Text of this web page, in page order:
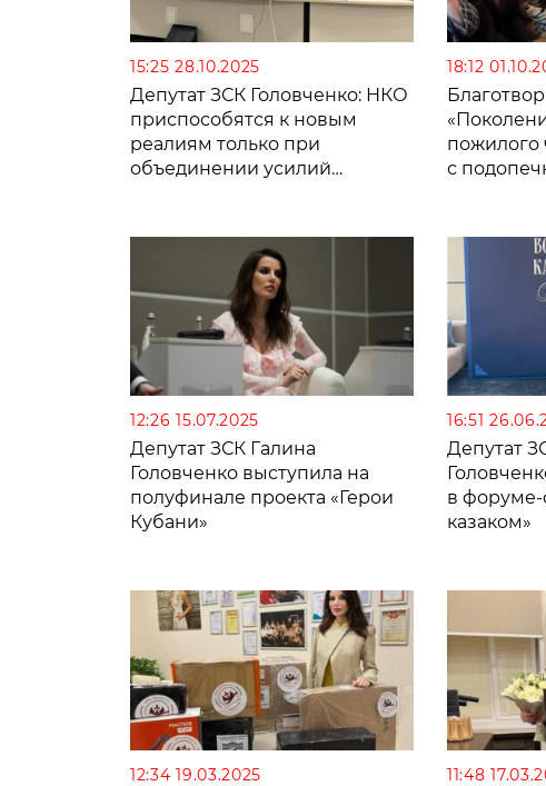
15:25 28.10.2025
Депутат ЗСК Головченко: НКО
приспособятся к новым
реалиям только при
объединении усилий
18:12
пожилого
с
12:26 15.07.2025
Депутат ЗСК Галина
Головченко выступила на
полуфинале проекта «Герои
Кубани»
16:51
Депутат
в форуме-
казаком»
12:34 19.03.2025 11:48